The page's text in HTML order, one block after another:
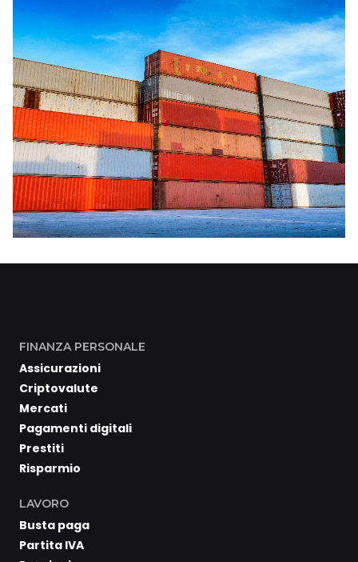
FINANZA PERSONALE
Assicurazioni
Criptovalute
Mercati
Pagamenti digitali
Prestiti
Risparmio
LAVORO
Busta paga
Partita IVA